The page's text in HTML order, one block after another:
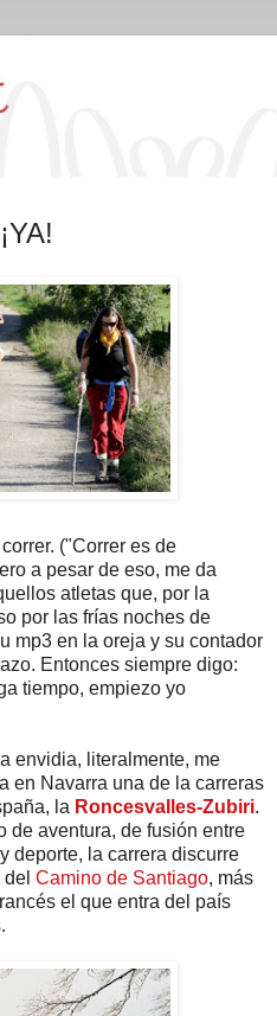
("Correr es de
a pesar de eso, me da
atletas que, por la
por las frías noches de
mp3 en la oreja y su contador
Entonces siempre digo:
tiempo, empiezo yo
envidia, literalmente, me
en Navarra una de la carreras
la Roncesvalles-Zubiri.
de aventura, de fusión entre
deporte, la carrera discurre
Camino de Santiago, más
el que entra del país